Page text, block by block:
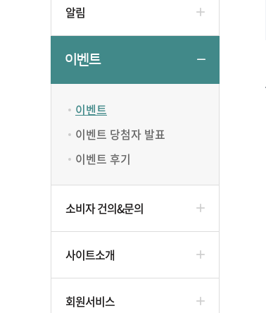
알림
이벤트
이벤트
이벤트 당첨자 발표
이벤트 후기
소비자 건의&문의
사이트소개
회원서비스